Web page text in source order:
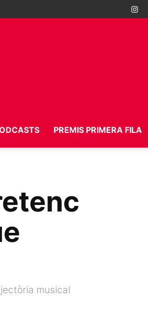
PREMIS PRIMERA FILA
musical